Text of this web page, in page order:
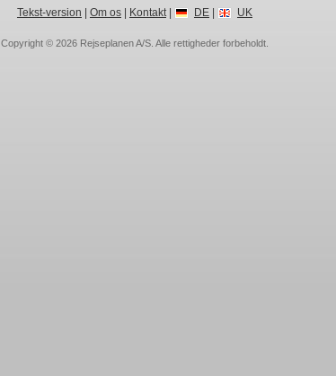
Tekst-version Om os| Kontakt| DE| UK
Copyright © 2026 Rejseplanen A/S . Alle rettigheder forbeholdt.